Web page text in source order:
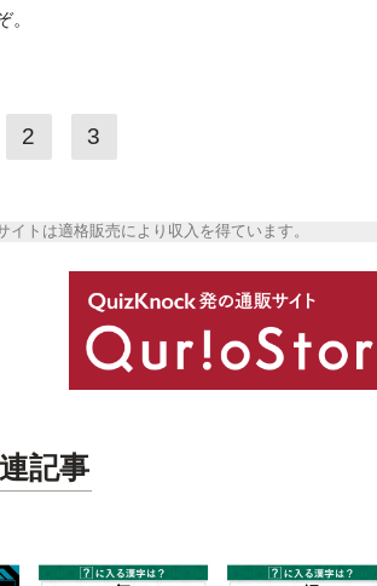
。
2 3
トは適格販売により収入を得ています。
記事